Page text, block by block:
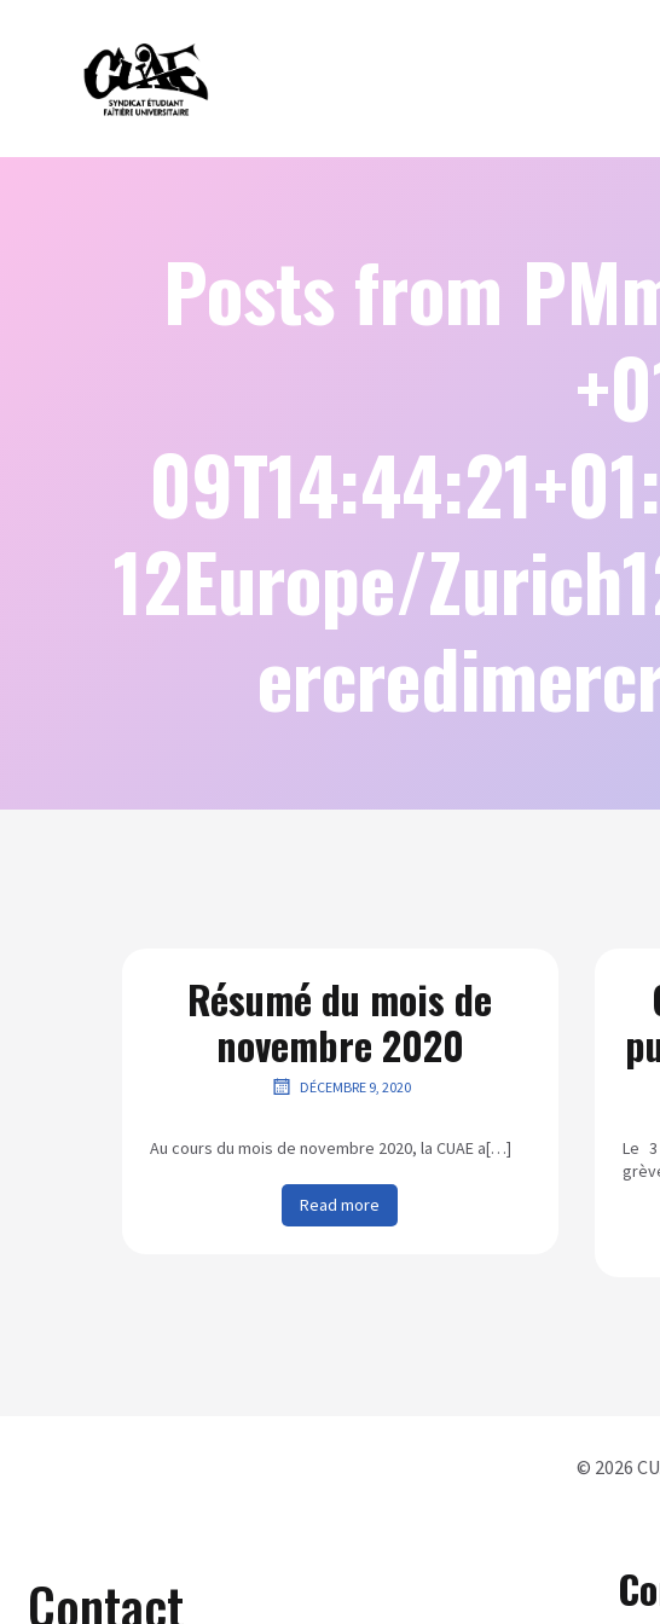
Posts from
12Europe/
Résumé du mois de
novembre 2020
DÉCEMBRE 9, 2020
Au cours du mois de novembre 2020, la CUAE a[…]
Read more
Le
© 2026
Contact